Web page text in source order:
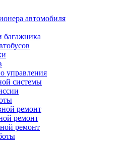
автомобиля
управления
системы
ремонт
ремонт
ремонт